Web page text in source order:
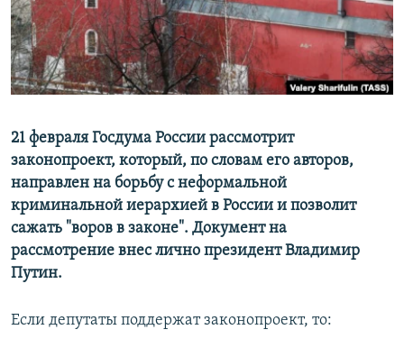
ПОБЕДИТЕЛЕЙ НЕ СУДЯТ?
КРЫМ.НЕПОКОРЕННЫЙ
ELIFBE
ПРИСОЕДИНЯЙТЕСЬ!
Все сайты RFE/RL
21 февраля Госдума России рассмотрит
законопроект, который, по словам его авторов,
направлен на борьбу с неформальной
криминальной иерархией в России и позволит
сажать "воров в законе". Документ на
рассмотрение внес лично президент Владимир
Путин.
Если депутаты поддержат законопроект, то: